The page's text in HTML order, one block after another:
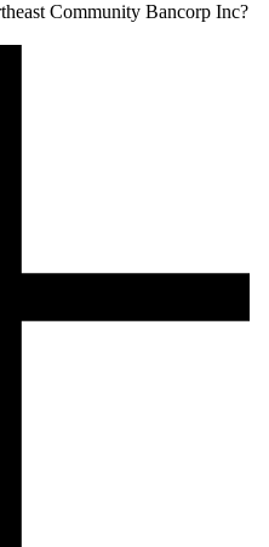
Community Bancorp Inc?